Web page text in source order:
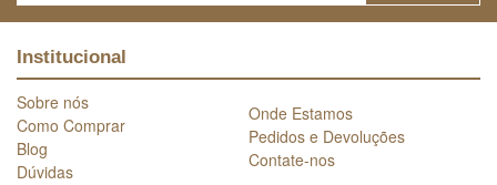
Institucional
Sobre nós
Como Comprar
Blog
Dúvidas
Onde Estamos
Pedidos e Devoluções
Contate-nos